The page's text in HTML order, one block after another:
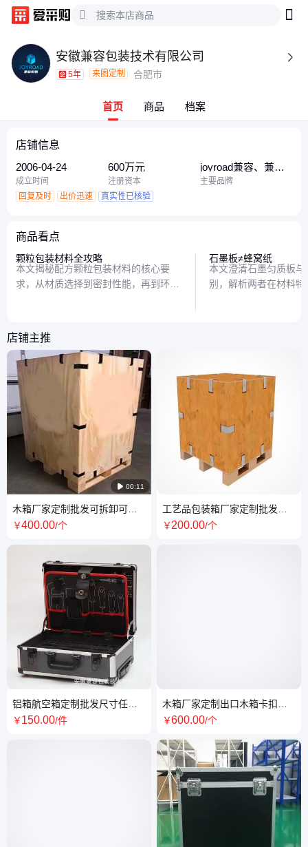
安徽兼容包装技术有限公司 
5年 来图定制 合肥市
首页 商品 档案
店铺信息
2006-04-24
成立时间
600万元
注册资本
joyroad兼容、兼
容、joyroad兼容包
装
主要品牌
回复及时
出价迅速 真实性已核验
商品看点
颗粒包装材料全攻略
本文揭秘配方颗粒包装材料的核心要
求，从材质选择到密封性能，再到环保
石墨板≠蜂窝纸
本文澄清石墨匀质板
别，解析两者在材料
店铺主推
 00:11
木箱厂家定制批发可拆卸可折
叠出口木箱免熏蒸木箱拆装便
￥400.00/个
铝箱航空箱定制批发尺寸任选
工具箱出口铝 箱手提/拉杆箱
￥150.00/件
工艺品包装箱厂家定制批发出
口木箱箱免熏蒸镀锌钢卡扣
￥200.00/个
木箱厂家定制出口木箱卡扣连
接拆装便捷卡扣免熏蒸木 箱
￥600.00/个